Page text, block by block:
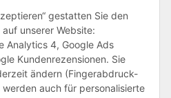
gestatten Sie den
unserer Website:
Analytics 4, Google Ads
Kundenrezensionen. Sie
ändern (Fingerabdruck-
auch für personalisierte